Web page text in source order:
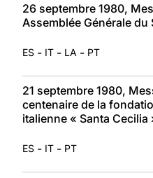
26 septembre 1980,
Assemblée Générale du
ES - IT - LA - PT
21 septembre 1980,
centenaire de la
italienne « Santa Cecilia
ES - IT - PT